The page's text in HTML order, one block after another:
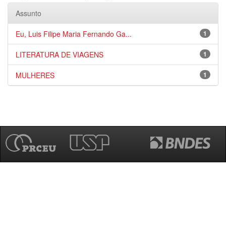
Assunto
1
Eu, Luis Filipe Maria Fernando Ga...
1
LITERATURA DE VIAGENS
1
MULHERES